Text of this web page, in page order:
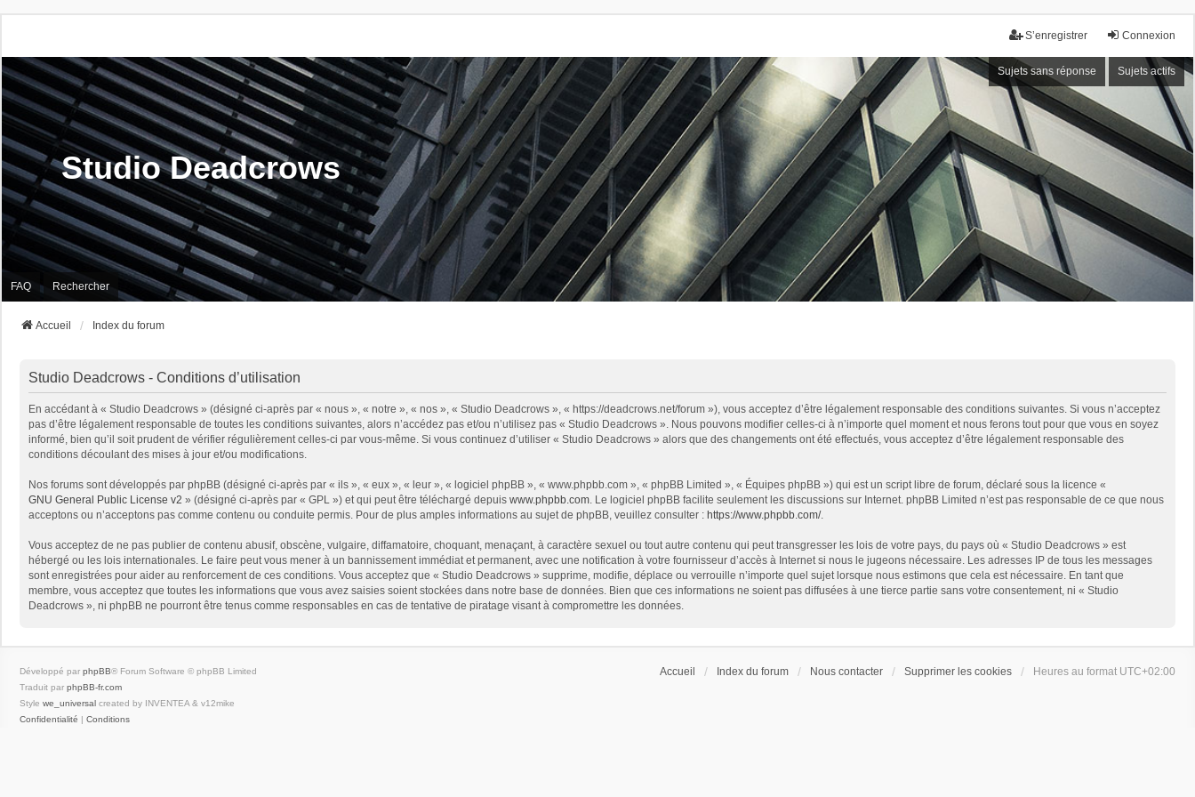
Connexion
S’enregistrer
Sujets sans réponse Sujets actifs
Studio Deadcrows
FAQ Rechercher
Accueil Index du forum
Studio Deadcrows - Conditions d’utilisation
En accédant à « Studio Deadcrows » (désigné ci-après par « nous », « notre », « nos », « Studio Deadcrows », « https://deadcrows.net/forum »), vous acceptez d’être légalement responsable des conditions suivantes. Si vous n’acceptez
pas d’être légalement responsable de toutes les conditions suivantes, alors n’accédez pas et/ou n’utilisez pas « Studio Deadcrows ». Nous pouvons modifier celles-ci à n’importe quel moment et nous ferons tout pour que vous en soyez
informé, bien qu’il soit prudent de vérifier régulièrement celles-ci par vous-même. Si vous continuez d’utiliser « Studio Deadcrows » alors que des changements ont été effectués, vous acceptez d’être légalement responsable des
conditions découlant des mises à jour et/ou modifications.
Nos forums sont développés par phpBB (désigné ci-après par « ils », « eux », « leur », « logiciel phpBB », « www.phpbb.com », « phpBB Limited », « Équipes phpBB ») qui est un script libre de forum, déclaré sous la licence «
GNU General Public License v2 » (désigné ci-après par « GPL ») et qui peut être téléchargé depuis www.phpbb.com. Le logiciel phpBB facilite seulement les discussions sur Internet. phpBB Limited n’est pas responsable de ce que nous
acceptons ou n’acceptons pas comme contenu ou conduite permis. Pour de plus amples informations au sujet de phpBB, veuillez consulter : https://www.phpbb.com/.
Vous acceptez de ne pas publier de contenu abusif, obscène, vulgaire, diffamatoire, choquant, menaçant, à caractère sexuel ou tout autre contenu qui peut transgresser les lois de votre pays, du pays où « Studio Deadcrows » est
hébergé ou les lois internationales. Le faire peut vous mener à un bannissement immédiat et permanent, avec une notification à votre fournisseur d’accès à Internet si nous le jugeons nécessaire. Les adresses IP de tous les messages
sont enregistrées pour aider au renforcement de ces conditions. Vous acceptez que « Studio Deadcrows » supprime, modifie, déplace ou verrouille n’importe quel sujet lorsque nous estimons que cela est nécessaire. En tant que
membre, vous acceptez que toutes les informations que vous avez saisies soient stockées dans notre base de données. Bien que ces informations ne soient pas diffusées à une tierce partie sans votre consentement, ni « Studio
Deadcrows », ni phpBB ne pourront être tenus comme responsables en cas de tentative de piratage visant à compromettre les données.
Accueil Index du forum Nous contacter Supprimer les cookies Heures au format UTC+02:00
Développé par phpBB® Forum Software © phpBB Limited
Traduit par phpBB-fr.com
Style we_universal created by INVENTEA & v12mike
Confidentialité | Conditions